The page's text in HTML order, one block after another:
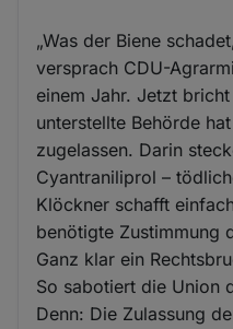
„Was der Biene
versprach CDU-
einem Jahr. Jetzt
unterstellte Behörde
zugelassen. Darin
Cyantraniliprol –
Klöckner schafft
benötigte Zustimmung
Ganz klar ein
So sabotiert die Union
Denn: Die Zulassung